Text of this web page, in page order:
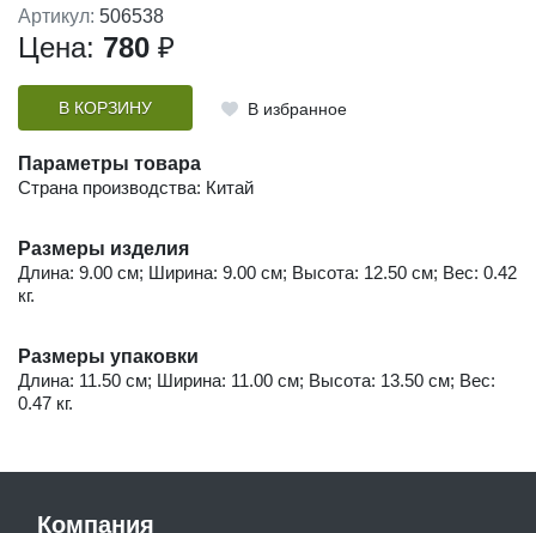
Артикул: 506538
Цена: 780 ₽
В КОРЗИНУ В избранное
Параметры товара
Страна производства: Китай
Размеры изделия
Длина: 9.00 см; Ширина: 9.00 см; Высота: 12.50 см; Вес: 0.42
кг.
Размеры упаковки
Длина: 11.50 см; Ширина: 11.00 см; Высота: 13.50 см; Вес:
0.47 кг.
Компания